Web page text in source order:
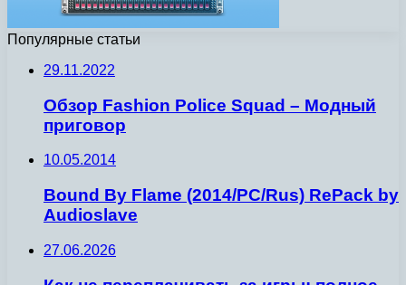
Популярные статьи
29.11.2022
Обзор Fashion Police Squad – Модный
приговор
10.05.2014
Bound By Flame (2014/PC/Rus) RePack by
Audioslave
27.06.2026